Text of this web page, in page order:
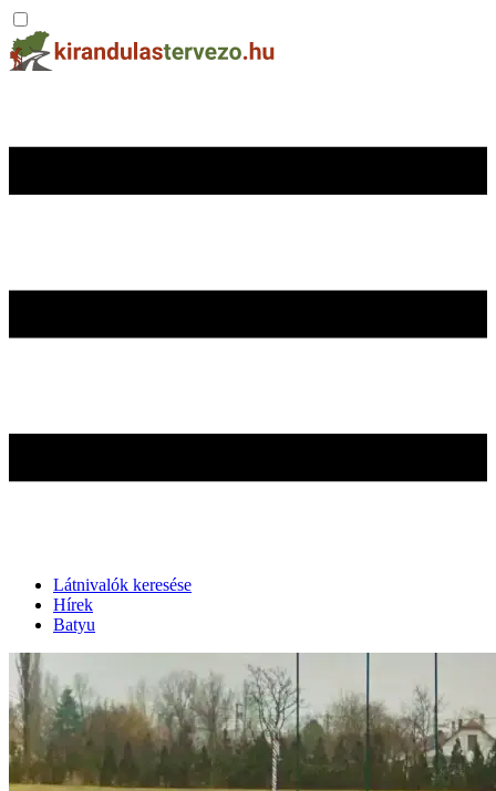
Látnivalók keresése
Hírek
Batyu